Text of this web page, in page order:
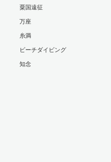
粟国遠征
万座
糸満
ビーチダイビング
知念